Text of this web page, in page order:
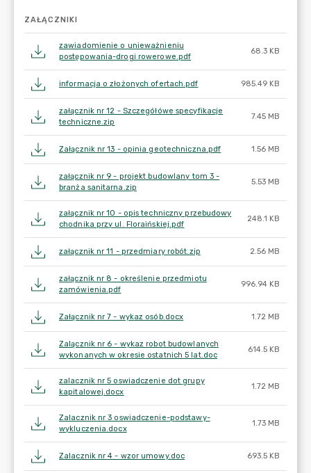
ZAŁĄCZNIKI
zawiadomienie o unieważnieniu
postępowania-drogi rowerowe.pdf
68.3 KB
informacja o złożonych ofertach.pdf 985.49 KB
załącznik nr 12 - Szczegółówe specyfikacje
techniczne.zip
7.45 MB
Załącznik nr 13 - opinia geotechniczna.pdf 1.56 MB
załącznik nr 9 - projekt budowlany tom 3 -
branża sanitarna.zip
5.53 MB
załącznik nr 10 - opis techniczny przebudowy
chodnika przy ul. Floraińskiej.pdf
248.1 KB
załącznik nr 11 - przedmiary robót.zip 2.56 MB
załącznik nr 8 - określenie przedmiotu
zamówienia.pdf
996.94 KB
Załącznik nr 7 - wykaz osób.docx 1.72 MB
Zalącznik nr 6 - wykaz robot budowlanych
wykonanych w okresie ostatnich 5 lat.doc
614.5 KB
zalacznik nr 5 oswiadczenie dot grupy
kapitalowej.docx
1.72 MB
Zalacznik nr 3 oswiadczenie-podstawy-
wykluczenia.docx
1.73 MB
Zalacznik nr 4 - wzor umowy.doc 693.5 KB